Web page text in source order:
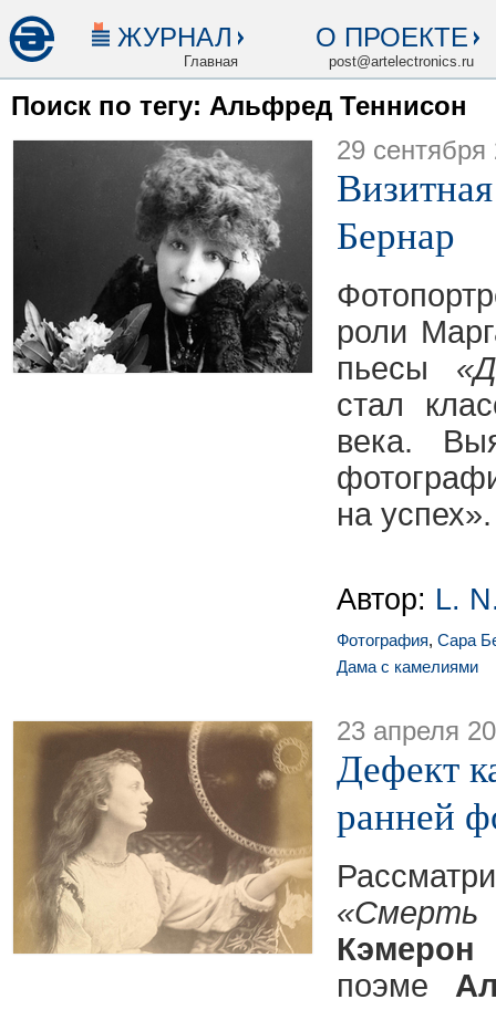
ЖУРНАЛ
Главная
О ПРОЕКТЕ
post@artelectronics.ru
Поиск по тегу: Альфред Теннисон
29 сентября
Бернар
роли
пьесы
стал
века.
на успех».
Автор: L.
Фотография, Сара
Дама с камелиями
23 апреля
Дефект
ранней
Кэмерон
поэме